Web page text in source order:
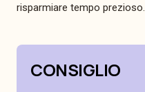
risparmiare tempo prezioso.
CONSIGLIO